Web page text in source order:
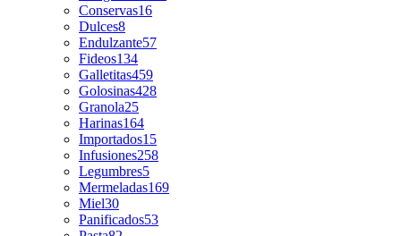
Conservas16
Dulces8
Endulzante57
Fideos134
Galletitas459
Golosinas428
Granola25
Harinas164
Importados15
Infusiones258
Legumbres5
Mermeladas169
Miel30
Panificados53